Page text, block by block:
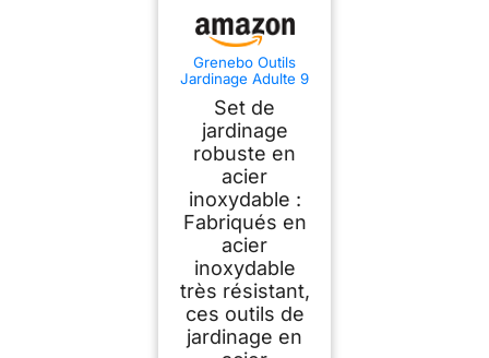
Grenebo Outils
Jardinage Adulte 9
Jardinage Acier
Inoxydable
Set de
jardinage
robuste en
acier
inoxydable :
Fabriqués en
acier
inoxydable
très résistant,
ces outils de
jardinage en